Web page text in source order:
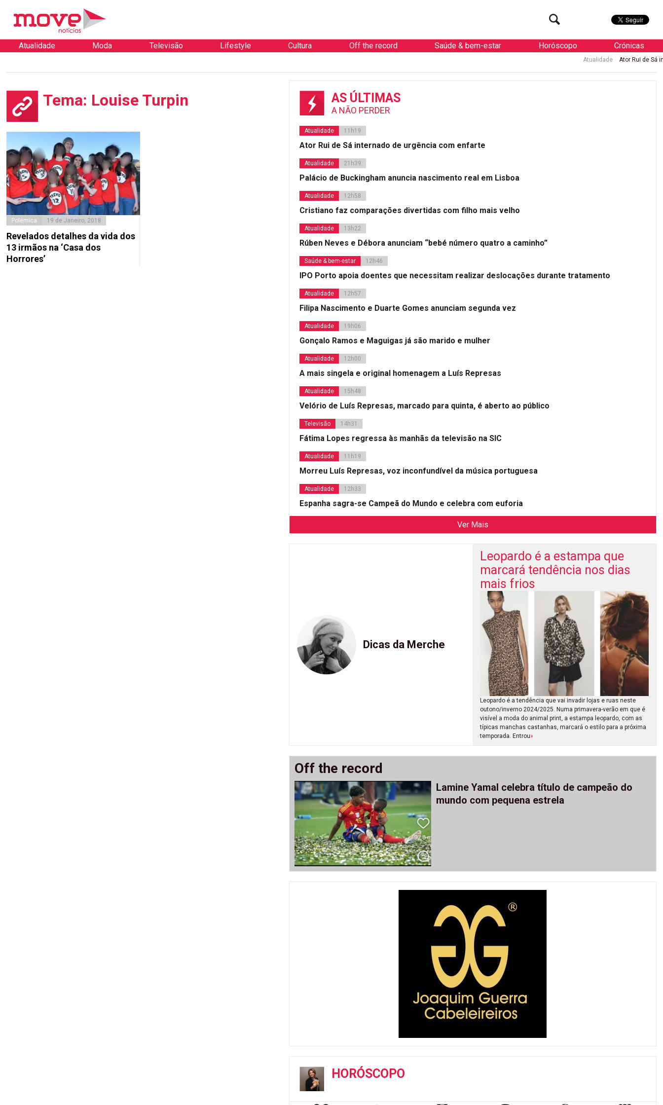
Atualidade Moda Televisão Lifestyle Cultura Off the record Saúde & bem-estar Horóscopo Crónicas
Atualidade Ator Rui de Sá
Tema: Louise Turpin
Polémica 19 de Janeiro, 2018
Revelados detalhes da vida dos
13 irmãos na ‘Casa dos
Horrores’
AS ÚLTIMAS
A NÃO PERDER
Atualidade 11h19
Ator Rui de Sá internado de urgência com enfarte
Atualidade 21h39
Palácio de Buckingham anuncia nascimento real em Lisboa
Atualidade 12h58
Cristiano faz comparações divertidas com filho mais velho
Atualidade 13h22
Rúben Neves e Débora anunciam “bebé número quatro a caminho”
Saúde & bem-estar 12h46
IPO Porto apoia doentes que necessitam realizar deslocações durante tratamento
Atualidade 12h57
Filipa Nascimento e Duarte Gomes anunciam segunda vez
Atualidade 19h06
Gonçalo Ramos e Maguigas já são marido e mulher
Atualidade 12h00
A mais singela e original homenagem a Luís Represas
Atualidade 15h48
Velório de Luís Represas, marcado para quinta, é aberto ao público
Televisão 14h31
Fátima Lopes regressa às manhãs da televisão na SIC
Atualidade 11h19
Morreu Luís Represas, voz inconfundível da música portuguesa
Atualidade 12h33
Espanha sagra-se Campeã do Mundo e celebra com euforia
Ver Mais
Dicas da Merche
Leopardo é a estampa que
marcará tendência nos dias
mais frios
Leopardo é a tendência que vai invadir lojas e ruas neste
outono/inverno 2024/2025. Numa primavera-verão em que é
visível a moda do animal print, a estampa leopardo, com as
típicas manchas castanhas, marcará o estilo para a próxima
temporada. Entrou»
Off the record
Lamine Yamal celebra título de campeão do
mundo com pequena estrela
HORÓSCOPO